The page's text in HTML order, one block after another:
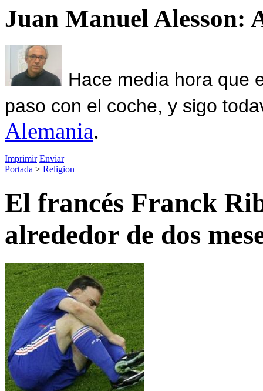
Juan Manuel Alesson:
Hace media hora que
paso con el coche, y sigo
Alemania.
Imprimir Enviar
Portada > Religion
El francés Franck
alrededor de dos